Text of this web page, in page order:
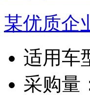
某优质企
适用车
采购量